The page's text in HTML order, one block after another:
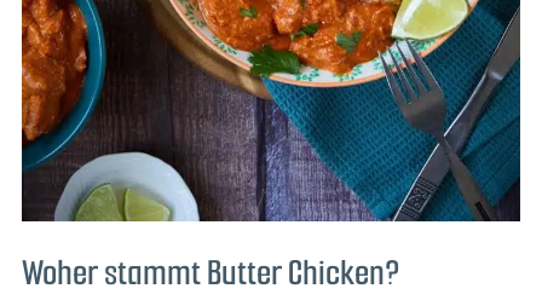
Woher stammt Butter Chicken?